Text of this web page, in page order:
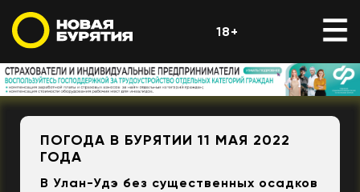
18+
ПОГОДА В БУРЯТИИ 11 МАЯ 2022
ГОДА
В Улан-Удэ без существенных осадков